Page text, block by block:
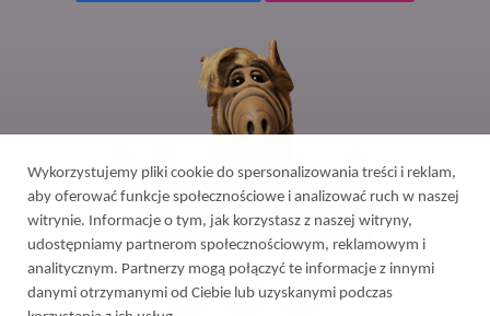
Wykorzystujemy pliki cookie do spersonalizowania treści i reklam,
aby oferować funkcje społecznościowe i analizować ruch w naszej
witrynie. Informacje o tym, jak korzystasz z naszej witryny,
udostępniamy partnerom społecznościowym, reklamowym i
analitycznym. Partnerzy mogą połączyć te informacje z innymi
danymi otrzymanymi od Ciebie lub uzyskanymi podczas